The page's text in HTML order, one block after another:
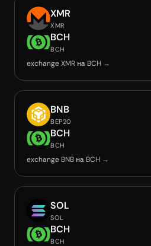
XMR
XMR
BCH
BCH
exchange XMR на BCH →
BNB
BEP20
BCH
BCH
exchange BNB на BCH →
SOL
SOL
BCH
BCH